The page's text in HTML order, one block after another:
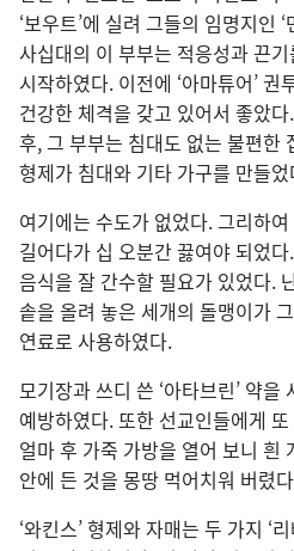
‘보우트’에 실려 그들의 임명지인
사십대의 이 부부는 적응성과 끈
시작하였다. 이전에 ‘아마튜어’ 권
건강한 체격을 갖고 있어서 좋았다
후, 그 부부는 침대도 없는 불편한
형제가 침대와 기타 가구를 만들
여기에는 수도가 없었다. 그리하
길어다가 십 오분간 끓여야 되었
음식을 잘 간수할 필요가 있었다.
솥을 올려 놓은 세개의 돌맹이가
연료로 사용하였다.
모기장과 쓰디 쓴 ‘아타브린’ 약을
예방하였다. 또한 선교인들에게
얼마 후 가죽 가방을 열어 보니 흰
안에 든 것을 몽땅 먹어치워 버렸
‘와킨스’ 형제와 자매는 두 가지 ‘